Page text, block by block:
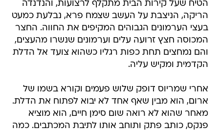
הטיח שעל קירות הבית מתקלף לרצועות, והנדנדה
הריקה, הניצבת על העשב שצמח פרא, נבלעת כמעט
בעצי הערמונים הגבוהים המקיפים את החווה. החצר
המכוסה חצץ זרועה עלים וערמונים שנשרו מהעצים,
והם נמחצים תחת כפות רגליו כשהוא צועד אל הדלת
הקדמית ומקיש עליה.
אחרי שמריוס דופק שלוש פעמים וקורא בשמו של
ארום, הוא מבין שאף אחד לא יבוא לפתוח את הדלת.
מאחר שהוא לא רואה שום סימן חיים, הוא מוציא
פנקס, כותב פתק ותוחב אותו לתיבת המכתבים. כמה